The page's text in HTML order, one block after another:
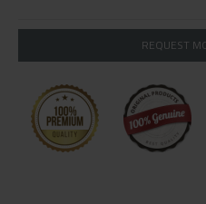
REQUEST